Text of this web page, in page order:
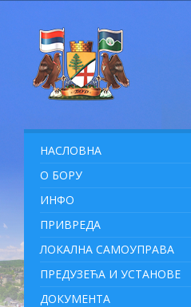
НАСЛОВНА
О БОРУ
ИНФО
ПРИВРЕДА
ЛОКАЛНА САМОУПРАВА
ПРЕДУЗЕЋА И УСТАНОВЕ
ДОКУМЕНТА